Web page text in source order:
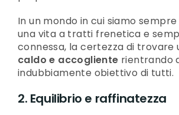
In un mondo in cui siamo
una vita a tratti frenetica e
connessa, la certezza di trovare
caldo e accogliente rientrando
indubbiamente obiettivo di tutti.
2. Equilibrio e raffinatezza